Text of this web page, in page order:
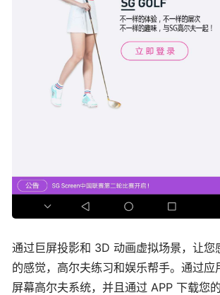
通过巨屏投影和 3D 动画虚拟场景，让您
的感觉，高尔夫练习和娱乐帮手。通过应
屏幕高尔夫系统，并且通过 APP 下载您